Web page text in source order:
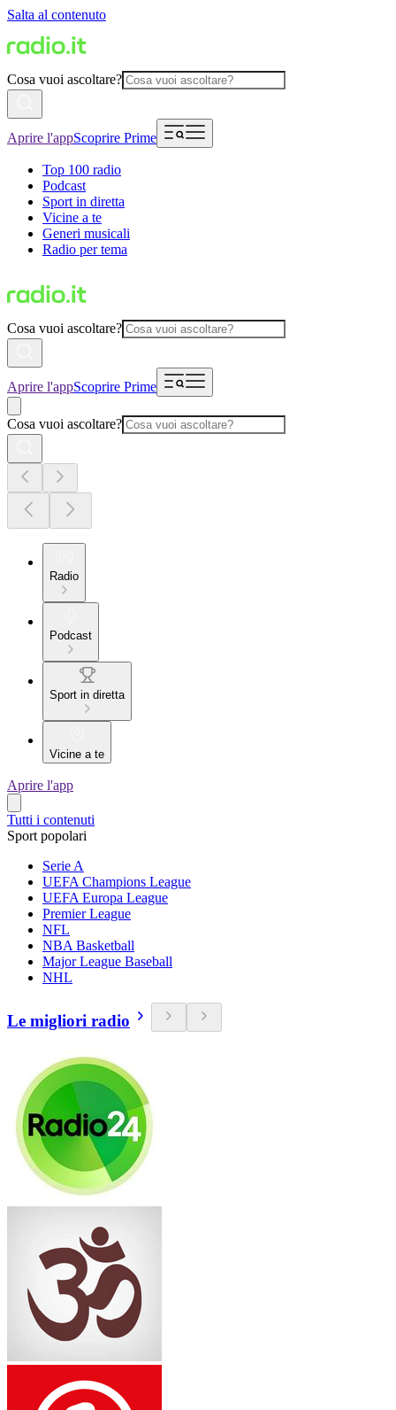
Salta al contenuto
Cosa vuoi ascoltare?
Aprire l'appScoprire Prime
Top 100 radio
Podcast
Sport in diretta
Vicine a te
Generi musicali
Radio per tema
Cosa vuoi ascoltare?
Aprire l'appScoprire Prime
Cosa vuoi ascoltare?
Radio
Podcast
Sport in diretta
Vicine a te
Aprire l'app
Tutti i contenuti
Sport popolari
Serie A
UEFA Champions League
UEFA Europa League
Premier League
NFL
NBA Basketball
Major League Baseball
NHL
Le migliori radio